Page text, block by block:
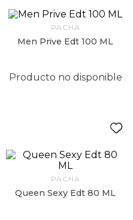
PACHA
Men Prive Edt 100 ML
Producto no disponible
PACHA
Queen Sexy Edt 80 ML